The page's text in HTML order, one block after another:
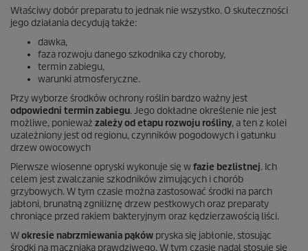
Właściwy dobór preparatu to jednak nie wszystko. O skuteczności
jego działania decydują także:
dawka,
faza rozwoju danego szkodnika czy choroby,
termin zabiegu,
warunki atmosferyczne.
Przy wyborze środków ochrony roślin bardzo ważny jest
odpowiedni termin zabiegu. Jego dokładne określenie nie jest
możliwe, ponieważ zależy od etapu rozwoju rośliny, a ten z kolei
uzależniony jest od regionu, czynników pogodowych i gatunku
drzew owocowych
Pierwsze wiosenne opryski wykonuje się w fazie bezlistnej. Ich
celem jest zwalczanie szkodników zimujących i chorób
grzybowych. W tym czasie można zastosować środki na parch
jabłoni, brunatną zgniliznę drzew pestkowych oraz preparaty
chroniące przed rakiem bakteryjnym oraz kędzierzawością liści.
Wokresie nabrzmiewania pąków pryska się jabłonie, stosując
środki na mączniaka prawdziwego. W tym czasie nadal stosuje się